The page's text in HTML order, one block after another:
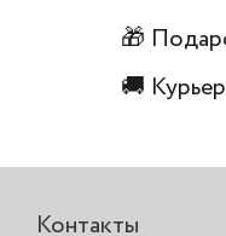
🎁
🚚
Контакты